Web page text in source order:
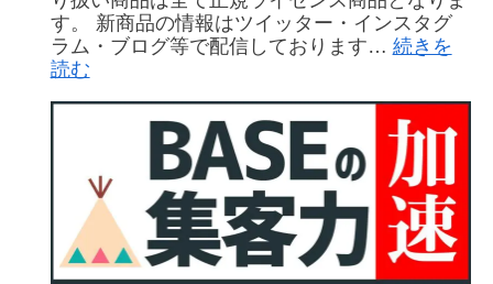
す。 新商品の情報はツイッター・インスタグ
ラム・ブログ等で配信しております… 続きを
読む:
紹
介】
ANIME
TOY（ア
ニ